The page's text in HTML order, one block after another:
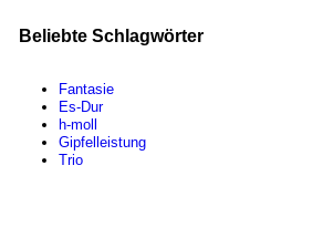
Beliebte Schlagwörter
Fantasie
Es-Dur
h-moll
Gipfelleistung
Trio